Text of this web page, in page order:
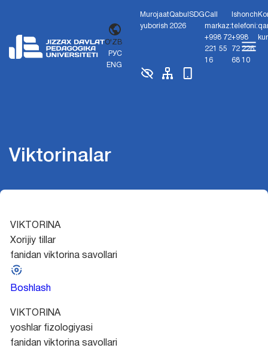
O'ZB
РУС
ENG
Murojaat
yuborish
Qabul
2026
SDGCall
markaz:
+998 72
221 55
16
Ishonch
telefoni:
+998
72 226
68 10
Viktorinalar
VIKTORINA
Xorijiy tillar
fanidan viktorina savollari
Boshlash
VIKTORINA
yoshlar fizologiyasi
fanidan viktorina savollari